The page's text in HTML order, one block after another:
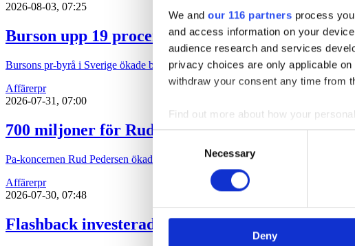
We and our 116 partners process
and access information on your
audience research and services
privacy choices are only applicable
withdraw your consent any time from
Find out more about how your
We use cookies to personalise
information about your use of our
other information that you’ve
Consent
Necessary
Deny
2026-08-03, 07:25
Burson upp 19 procent
Bursons pr-byrå i Sverige ökade både intäkten och vinsten under 2025.
Affärerpr
2026-07-31, 07:00
700 miljoner för Rud Pedersen
Pa-koncernen Rud Pedersen ökade under 2025 både intäkten och lönsamheten
Affärerpr
2026-07-30, 07:48
Flashback investerade bort vinsten